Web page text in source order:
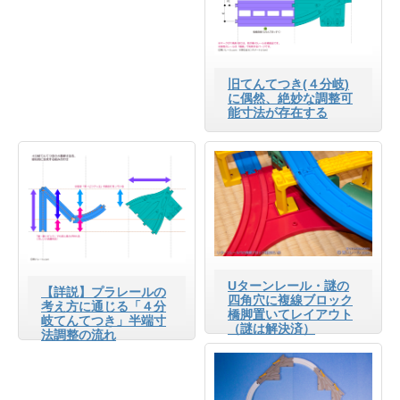
旧てんてつき(４分岐)
に偶然、絶妙な調整可
能寸法が存在する
【詳説】プラレールの
考え方に通じる「４分
岐てんてつき」半端寸
法調整の流れ
Uターンレール・謎の
四角穴に複線ブロック
橋脚置いてレイアウト
（謎は解決済）